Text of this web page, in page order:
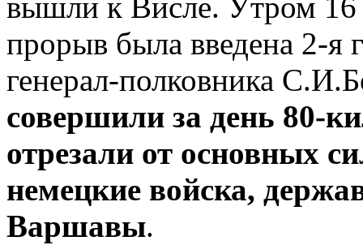
вышли к Висле. Утром 16
прорыв была введена 2-я
генерал-полковника
совершили за день 80-
отрезали от основных
немецкие войска,
Варшавы.